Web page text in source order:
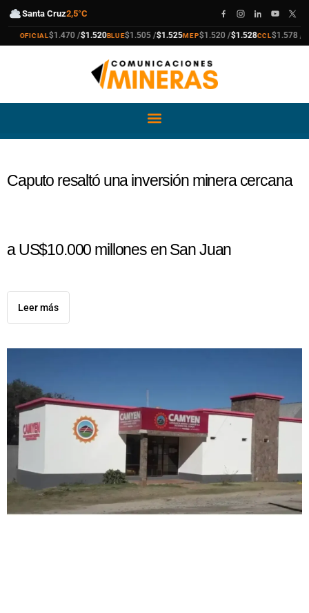
Santa Cruz2,5°C
$1.470 /$1.520BLUE
compra$1.505 /
venta $1.525MEP
compra$1.520 /
venta $1.528CCL
compra$1.578 /
venta $1.581
Caputo resaltó una inversión minera cercana
a US$10.000 millones en San Juan
Leer más